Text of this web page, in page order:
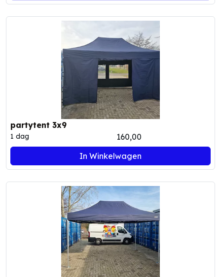
partytent 3x9
1 dag
160,00
In Winkelwagen